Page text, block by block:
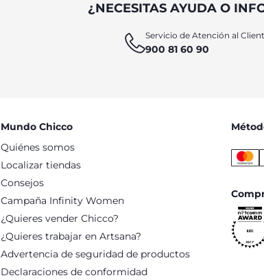
¿NECESITAS AYUDA O
Servicio de Atención al
900 81 60 90
Mundo Chicco
Quiénes somos
Localizar tiendas
Consejos
Campaña Infinity Women
¿Quieres vender Chicco?
¿Quieres trabajar en Artsana?
Advertencia de seguridad de productos
Declaraciones de conformidad